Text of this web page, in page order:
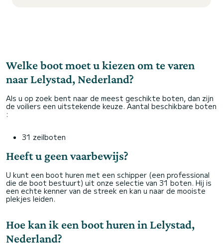
Welke boot moet u kiezen om te varen
naar Lelystad, Nederland?
Als u op zoek bent naar de meest geschikte boten, dan zijn
de voiliers een uitstekende keuze. Aantal beschikbare boten
:
31 zeilboten
Heeft u geen vaarbewijs?
U kunt een boot huren met een schipper (een professional
die de boot bestuurt) uit onze selectie van 31 boten. Hij is
een echte kenner van de streek en kan u naar de mooiste
plekjes leiden.
Hoe kan ik een boot huren in Lelystad,
Nederland?